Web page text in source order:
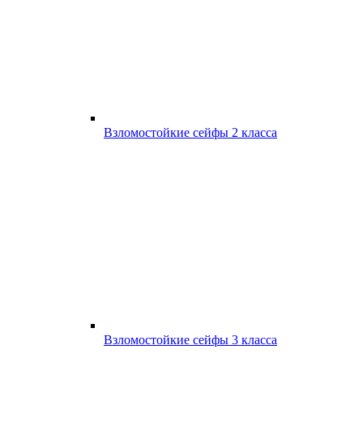
Взломостойкие сейфы 2 класса
Взломостойкие сейфы 3 класса